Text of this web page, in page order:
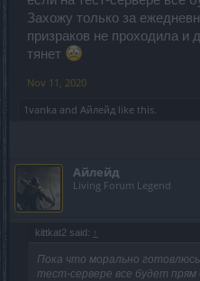
Захожу только за
призраков не проходила и
тянет
Nov 11, 2020
1vanka and Айлейд like this.
Айлейд
Living Forum Legend
kittkat2 said: ↑
Пока что морально
тест-сервере все будет прям